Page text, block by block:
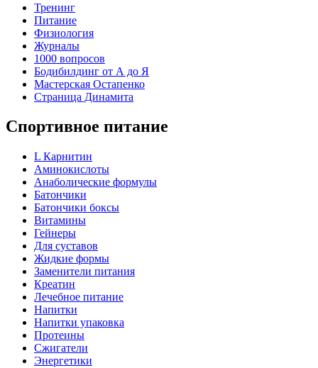
Тренинг
Питание
Физиология
Журналы
1000 вопросов
Бодибилдинг от А до Я
Мастерская Остапенко
Страница Динамита
Спортивное питание
L Карнитин
Аминокислоты
Анаболические формулы
Батончики
Батончики боксы
Витамины
Гейнеры
Для суставов
Жидкие формы
Заменители питания
Креатин
Лечебное питание
Напитки
Напитки упаковка
Протеины
Сжигатели
Энергетики